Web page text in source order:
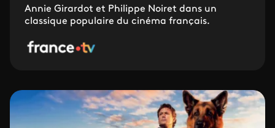
Annie Girardot et Philippe Noiret dans un
classique populaire du cinéma français.